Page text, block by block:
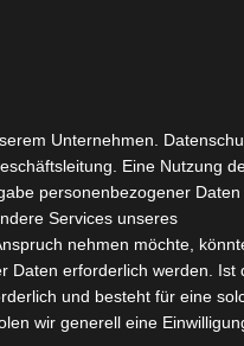
England, Italien,
Mit Spring
die in den
an den Ablauf
der auf der Bult
Hannover, die
Satoshi
den größten
Teruya
Unbekannte ist.
Antoine
Unternehmen.
Eine Nutzung
personenbezogener Daten
Services unseres
nehmen möchte,
Daten erforderlich werden. Ist
und besteht für eine
wir generell eine